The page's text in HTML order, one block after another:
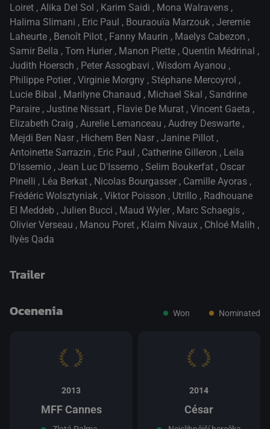
Loiret , Alika Del Sol , Karim Saidi , Mona Walravens ,
Halima Slimani , Eric Paul , Bouraouïa Marzouk , Jeremie
Laheurte , Benoît Pilot , Fanny Maurin , Maelys Cabezon ,
Samir Bella , Tom Hurier , Manon Piette , Quentin Médrinal ,
Judith Hoersch , Peter Assogbavi , Wisdom Ayanou ,
Philippe Potier , Virginie Morgny , Stéphane Mercoyrol ,
Lucie Bibal , Marilyne Chanaud , Michael Skal , Sandrine
Paraire , Justine Nissart , Flavie De Murat , Vincent Gaeta ,
Elizabeth Craig , Aurelie Lemanceau , Audrey Deswarte ,
Mejdi Ben Nasr , Hichem Ben Nasr , Janine Pillot ,
Antoinette Sarrazin , Eric Paul , Catherine Gilleron , Leila
D'Issernio , Jean Luc D'Isserno , Selim Boukerfat , Oscar
Pinelli , Léa Berkat , Nicolas Bourgasser , Camille Ayoras ,
Frédéric Wolsztyniak , Viktor Poisson , Utrillo , Radhouane
El Meddeb , Julien Bucci , Maud Wyler , Marc Schaegis ,
Olivier Verseau , Manou Poret , Klaim Nivaux , Chloé Malih ,
Ilyès Qada
Trailer
prepnite na prehrávač HTML5
Ocenenia Won Nominated
2013
MFF Cannes
2014
César